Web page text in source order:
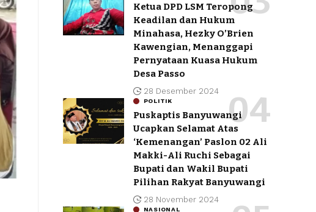
Ketua DPD LSM Teropong
Keadilan dan Hukum
Minahasa, Hezky O’Brien
Kawengian, Menanggapi
Pernyataan Kuasa Hukum
Desa Passo
28 Desember 2024
POLITIK
Puskaptis Banyuwangi
Ucapkan Selamat Atas
‘Kemenangan’ Paslon 02 Ali
Makki-Ali Ruchi Sebagai
Bupati dan Wakil Bupati
Pilihan Rakyat Banyuwangi
28 November 2024
NASIONAL